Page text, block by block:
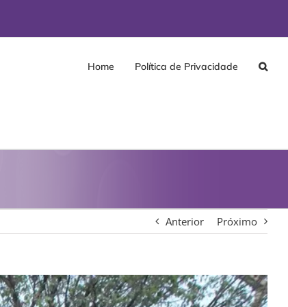
Home Política de Privacidade
Anterior Próximo